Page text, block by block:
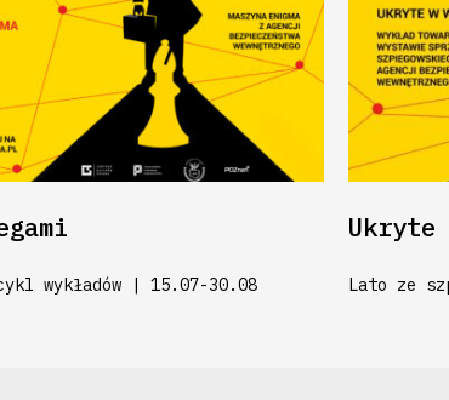
wykładów | 15.07-30.08
Ukryte
Lato ze